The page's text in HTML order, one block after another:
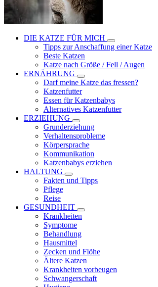
DIE KATZE FÜR MICH
Tipps zur Anschaffung einer Katze
Beste Katzen
Katze nach Größe / Fell / Augen
ERNÄHRUNG
Darf meine Katze das fressen?
Katzenfutter
Essen für Katzenbabys
Alternatives Katzenfutter
ERZIEHUNG
Grunderziehung
Verhaltensprobleme
Körpersprache
Kommunikation
Katzenbabys erziehen
HALTUNG
Fakten und Tipps
Pflege
Reise
GESUNDHEIT
Krankheiten
Symptome
Behandlung
Hausmittel
Zecken und Flöhe
Ältere Katzen
Krankheiten vorbeugen
Schwangerschaft